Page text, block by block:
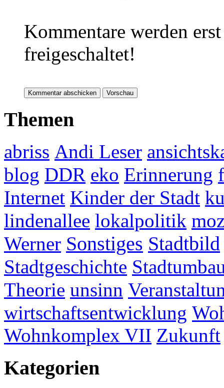
Kommentare werden
freigeschaltet!
Themen
abriss Andi Leser
blog DDR eko Erinnerung
Internet Kinder der Stadt
lindenallee lokalpolitik
Werner Sonstiges Stadtbild
Stadtgeschichte
Theorie unsinn
wirtschaftsentwicklung
Wohnkomplex VII Zukunft
Kategorien